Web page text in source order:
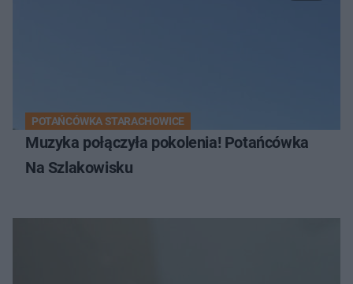
POTAŃCÓWKA STARACHOWICE
Muzyka połączyła pokolenia! Potańcówka
Na Szlakowisku